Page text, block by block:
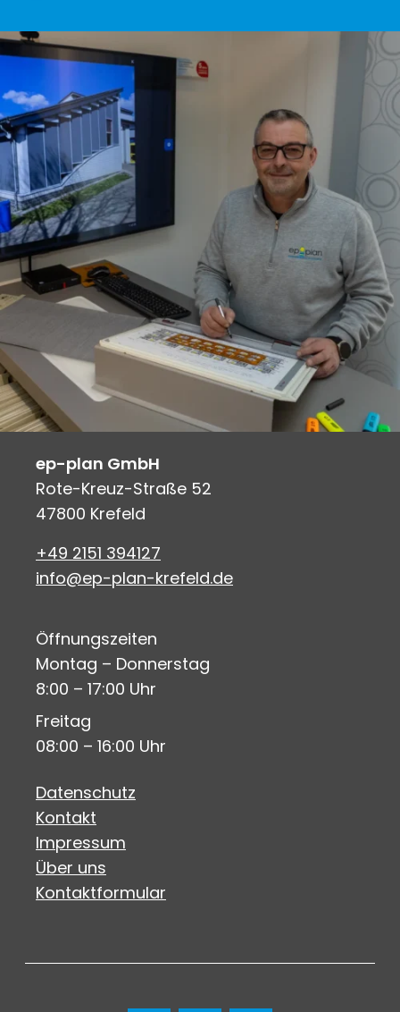
ep-plan GmbH
Rote-Kreuz-Straße 52
47800 Krefeld
+49 2151 394127
info@ep-plan-krefeld.de
Öffnungszeiten
Montag – Donnerstag
8:00 – 17:00 Uhr
Freitag
08:00 – 16:00 Uhr
Datenschutz
Kontakt
Impressum
Über uns
Kontaktformular